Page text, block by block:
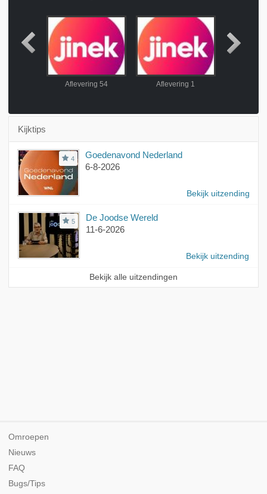
Aflevering 54 Aflevering 1
Kijktips
4
Goedenavond Nederland
6-8-2026
Bekijk uitzending
5
De Joodse Wereld
11-6-2026
Bekijk uitzending
Bekijk alle uitzendingen
Omroepen
Nieuws
FAQ
Bugs/Tips